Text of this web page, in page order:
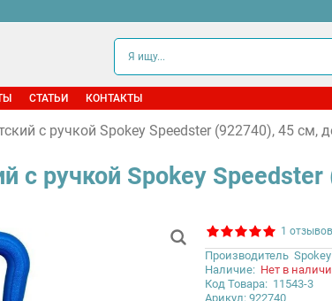
СТАТЬИ КОНТАКТЫ
с ручкой Spokey Speedster (922740), 45 см,
с ручкой Spokey
1 отзывов
Производитель Spokey
Наличие: Нет в
Код Товара: 11543-3
Арикул: 922740